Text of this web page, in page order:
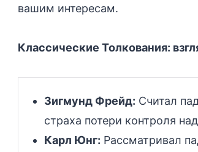
вашим интересам.
Классические Толкования:
Зигмунд Фрейд: Считал
страха потери контроля
Карл Юнг: Рассматривал